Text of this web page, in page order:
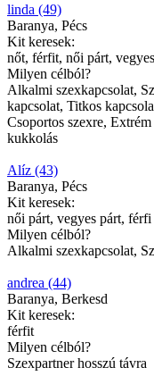
linda (49)
Baranya, Pécs
Kit keresek:
nőt, férfit, női párt,
Milyen célból?
Alkalmi szexkapcsolat,
kapcsolat, Titkos
Csoportos szexre,
kukkolás
Alíz (43)
Baranya, Pécs
Kit keresek:
női párt, vegyes párt, férfi
Milyen célból?
Alkalmi szexkapcsolat,
andrea (44)
Baranya, Berkesd
Kit keresek:
férfit
Milyen célból?
Szexpartner hosszú távra